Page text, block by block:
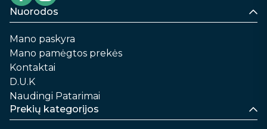
Nuorodos
Mano paskyra
Mano pamėgtos prekės
Kontaktai
D.U.K
Naudingi Patarimai
Prekių kategorijos